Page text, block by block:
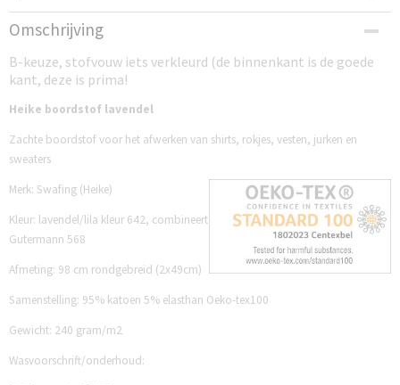
Productcode
SWH642L
Omschrijving
B-keuze, stofvouw iets verkleurd (de binnenkant is de goede
kant, deze is prima!
Heike boordstof lavendel
Zachte boordstof voor het afwerken van shirts, rokjes, vesten, jurken en
sweaters
Merk: Swafing (Heike)
Kleur: lavendel/lila kleur 642, combineert
Gutermann 568
Afmeting: 98 cm rondgebreid (2x49cm)
Samenstelling: 95% katoen 5% elasthan Oeko-tex100
Gewicht: 240 gram/m2
Wasvoorschrift/onderhoud: